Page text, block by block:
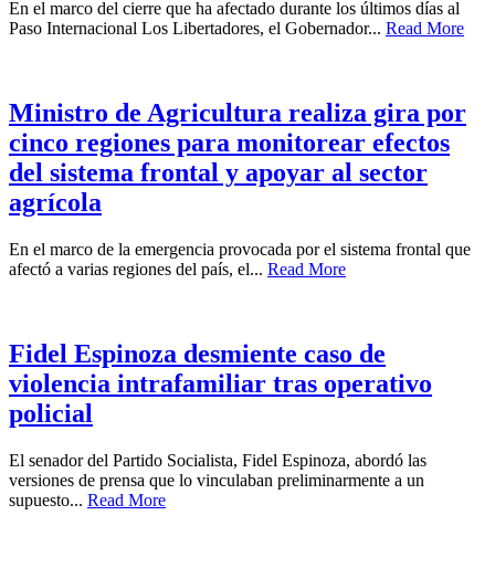
En el marco del cierre que ha afectado durante los últimos días al
Paso Internacional Los Libertadores, el Gobernador... Read More
Ministro de Agricultura realiza gira por
cinco regiones para monitorear efectos
del sistema frontal y apoyar al sector
agrícola
En el marco de la emergencia provocada por el sistema frontal que
afectó a varias regiones del país, el... Read More
Fidel Espinoza desmiente caso de
violencia intrafamiliar tras operativo
policial
El senador del Partido Socialista, Fidel Espinoza, abordó las
versiones de prensa que lo vinculaban preliminarmente a un
supuesto... Read More